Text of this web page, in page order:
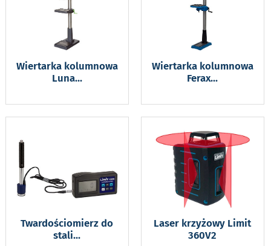
Wiertarka kolumnowa
Luna...
Wiertarka kolumnowa
Ferax...
Twardościomierz do
stali...
Laser krzyżowy Limit
360V2